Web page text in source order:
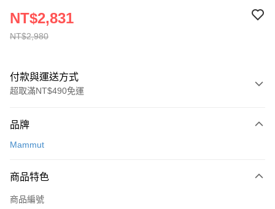
NT$2,980
NT$2,831
付款與運送方式
超取滿NT$490免運
信用卡一次付款
3 期 0 利率 每期
合作金庫商業銀行
超商取貨付款
品牌
Mammut
商品特色
商品編號